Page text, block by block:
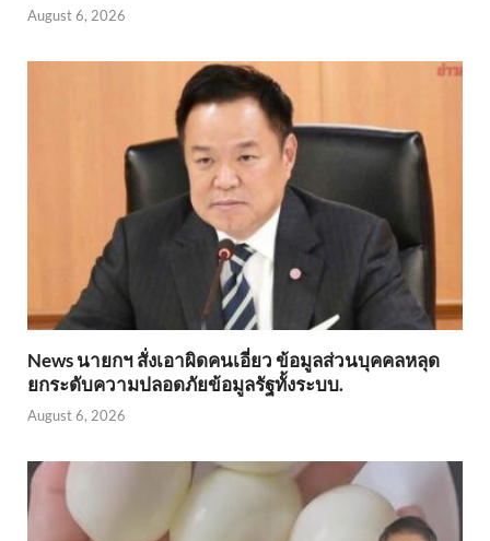
August 6, 2026
News นายกฯ สั่งเอาผิดคนเอี่ยว ข้อมูลส่วนบุคคลหลุด
ยกระดับความปลอดภัยข้อมูลรัฐทั้งระบบ.
August 6, 2026